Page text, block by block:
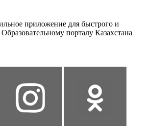
приложение для быстрого и
порталу Казахстана